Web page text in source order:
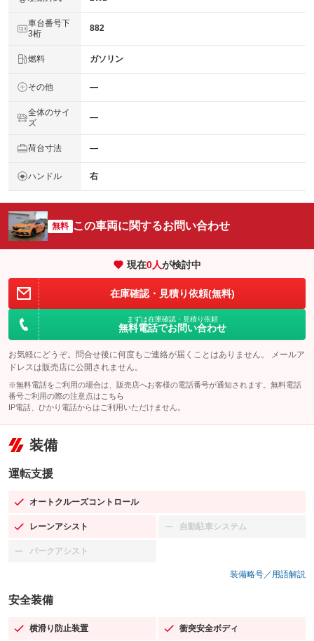
車台番号下
3桁
882
燃料 ガソリン
その他 ―
全体のサイ
ズ
―
荷台寸法 ―
ハンドル 右
無料 この車両に関するお問い合わせ
現在0人が検討中
在庫確認・見積り依頼(無料)
まずは在庫確認・見積り依頼
無料電話でお問い合わせ
お気軽にどうぞ。問合せ後に何度もご連絡が届くことはありません。 メールア
ドレスは販売店に公開されません。
※無料電話をご利用の場合は、販売店へお客様の電話番号が通知されます。無料電話
番号ご利用の際の注意点は こちら
IP電話、ひかり電話からはご利用いただけません。
装備
運転支援
オートクルーズコントロール
：装備あり
レーンアシスト
：装備あり 自動駐車システム
：装備なし
パークアシスト
：装備なし
装備略号／用語解説
安全装備
横滑り防止装置
：装備あり 衝突安全ボディ
：装備あり